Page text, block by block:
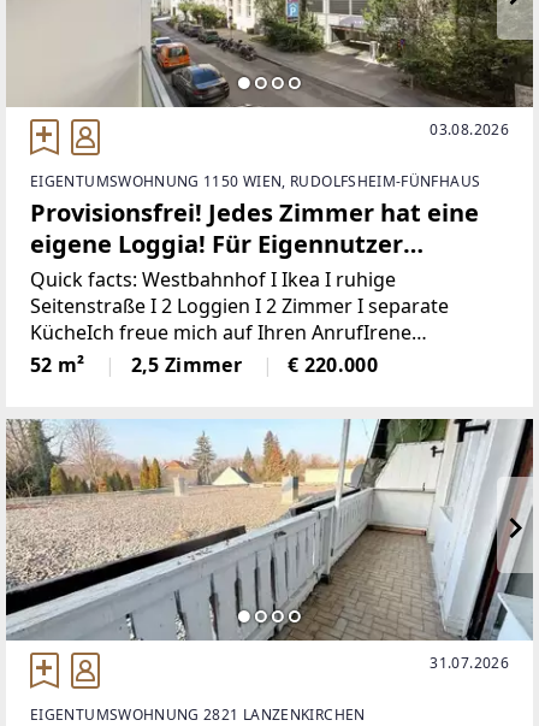
03.08.2026
EIGENTUMSWOHNUNG 1150 WIEN, RUDOLFSHEIM-FÜNFHAUS
Provisionsfrei! Jedes Zimmer hat eine
eigene Loggia! Für Eigennutzer
gedacht!
Quick facts: Westbahnhof I Ikea I ruhige
Seitenstraße I 2 Loggien I 2 Zimmer I separate
KücheIch freue mich auf Ihren AnrufIrene
Lindenberger, 01/526 26 36 In einer ruhigen
Seitenstraße der Mariahilfer Straße, in der Nähe
52 m² 2,5 Zimmer € 220.000
31.07.2026
EIGENTUMSWOHNUNG 2821 LANZENKIRCHEN